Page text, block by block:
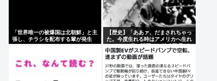
「世界唯一の被爆国は北朝鮮」と主
張し、チラシを配布する輩が発生
【歴史】「ああァ、だまされちゃっ
た。今度生れる時はアメリカへ生れ
るぞ」 22歳で戦死した特攻隊員が
出撃前の日記に残した”本音”